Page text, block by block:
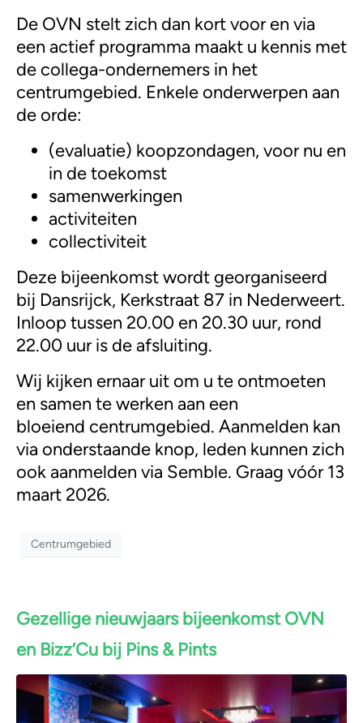
De OVN stelt zich dan kort voor en via
een actief programma maakt u kennis met
de collega-ondernemers in het
centrumgebied. Enkele onderwerpen aan
de orde:
(evaluatie) koopzondagen, voor nu en
in de toekomst
samenwerkingen
activiteiten
collectiviteit
Deze bijeenkomst wordt georganiseerd
bij Dansrijck, Kerkstraat 87 in Nederweert.
Inloop tussen 20.00 en 20.30 uur, rond
22.00 uur is de afsluiting.
Wij kijken ernaar uit om u te ontmoeten
en samen te werken aan een
bloeiend centrumgebied. Aanmelden kan
via onderstaande knop, leden kunnen zich
ook aanmelden via Semble. Graag vóór 13
maart 2026.
Centrumgebied
Gezellige nieuwjaars bijeenkomst OVN
en Bizz’Cu bij Pins & Pints